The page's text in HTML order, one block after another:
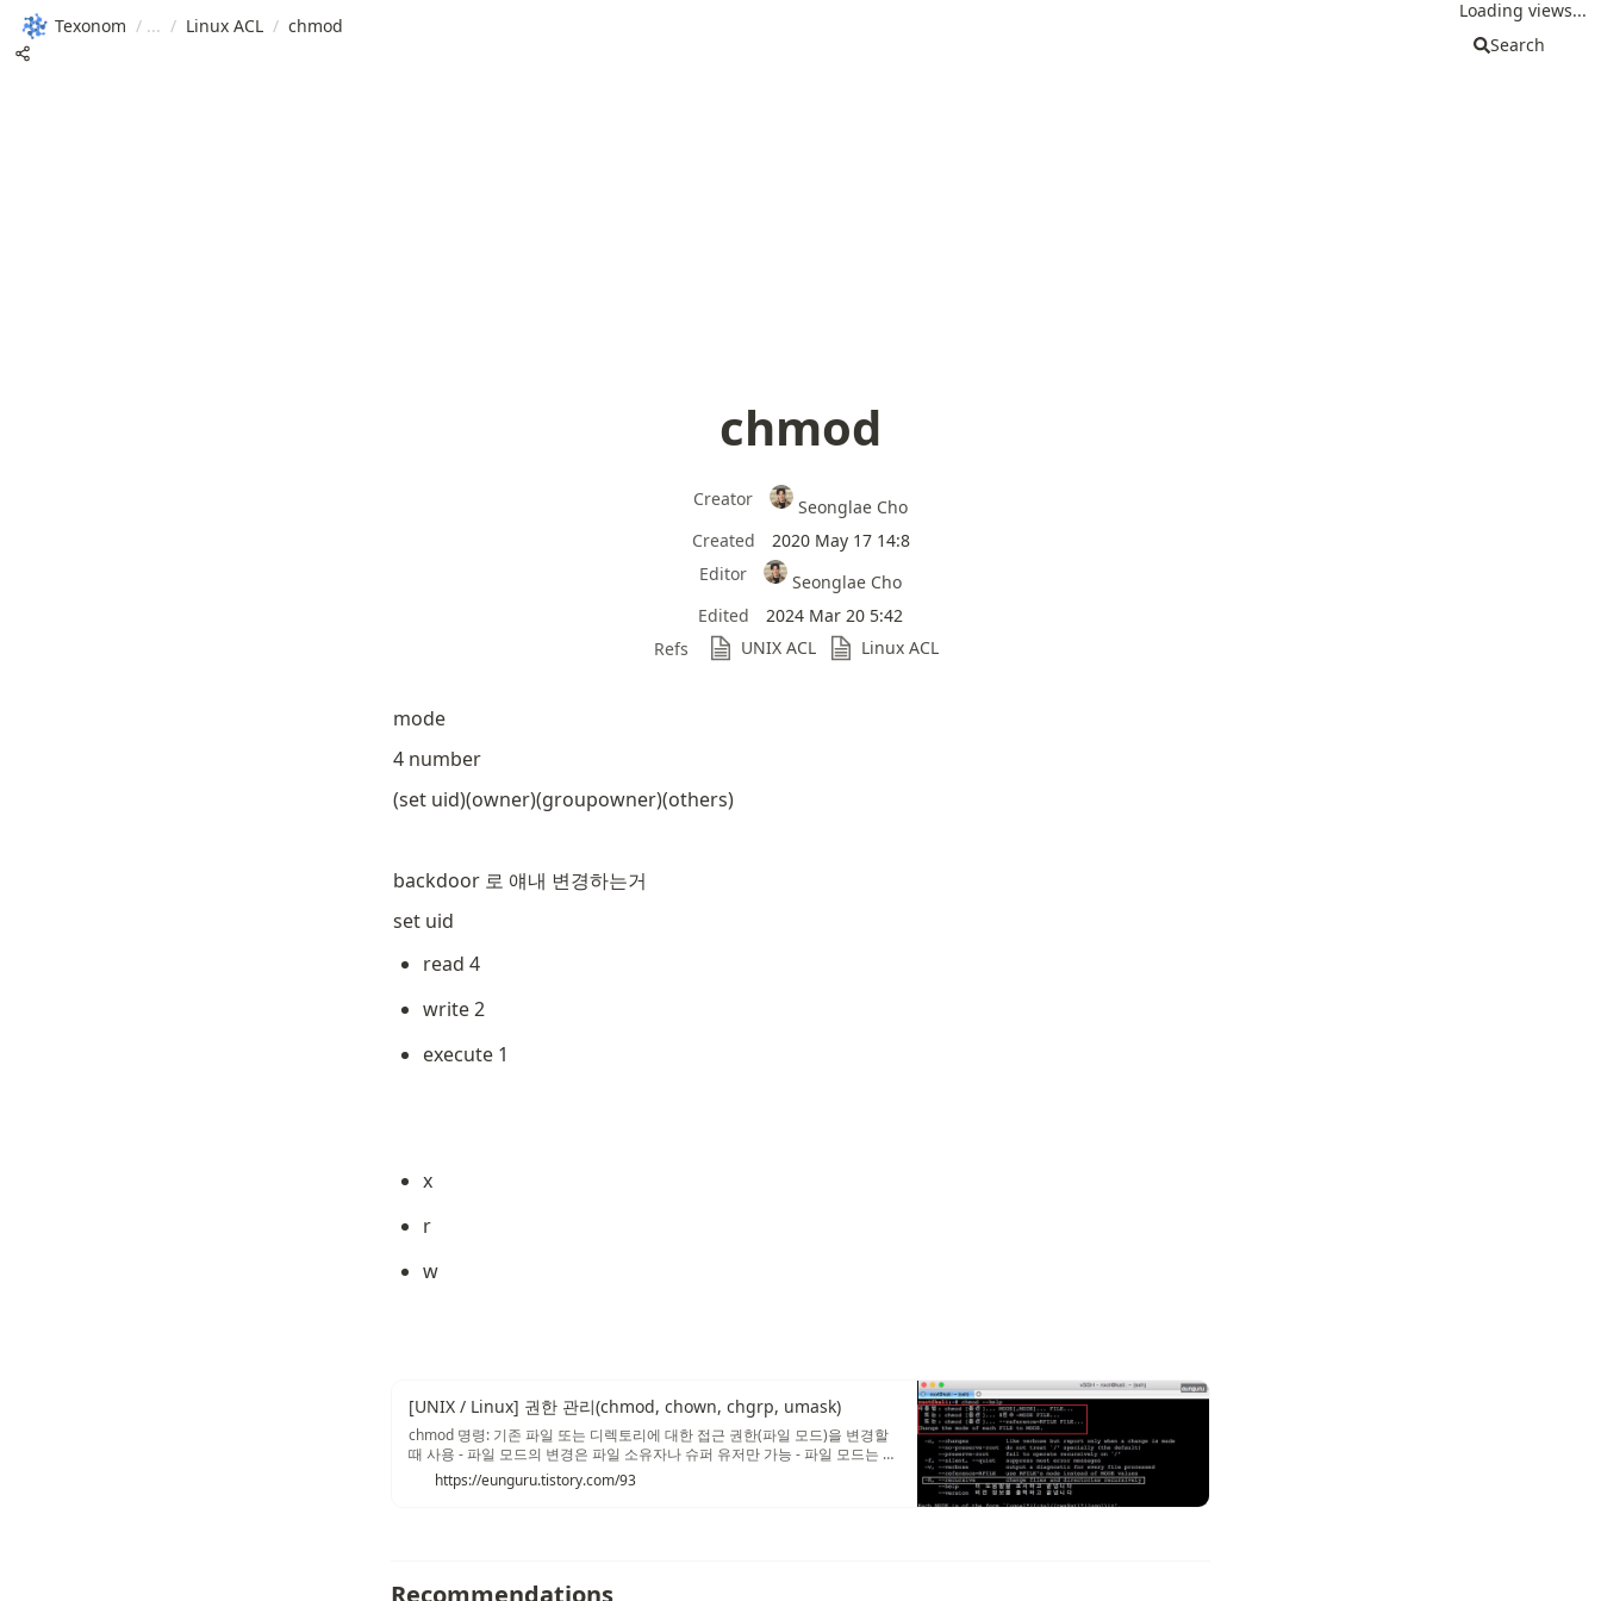
Texonom / / Linux ACL / chmod
Loading views...
Search
chmod
Creator
Seonglae Cho
Created
2020 May 17 14:8
Editor
Seonglae Cho
Edited
2024 Mar 20 5:42
Refs
UNIX ACL Linux ACL
mode
4 number
(set uid)(owner)(groupowner)(others)
backdoor 로 얘내 변경하는거
set uid
read 4
write 2
execute 1
x
r
w
[UNIX / Linux] 권한 관리(chmod, chown, chgrp, umask)
chmod 명령: 기존 파일 또는 디렉토리에 대한 접근 권한(파일 모드)을 변경할
때 사용 - 파일 모드의 변경은 파일 소유자나 슈퍼 유저만 가능 - 파일 모드는 기
호(문자)나 8진수로 지정 1. chmod 명령 도움말 - 주요 옵션 2.
https://eunguru.tistory.com/93
Recommendations